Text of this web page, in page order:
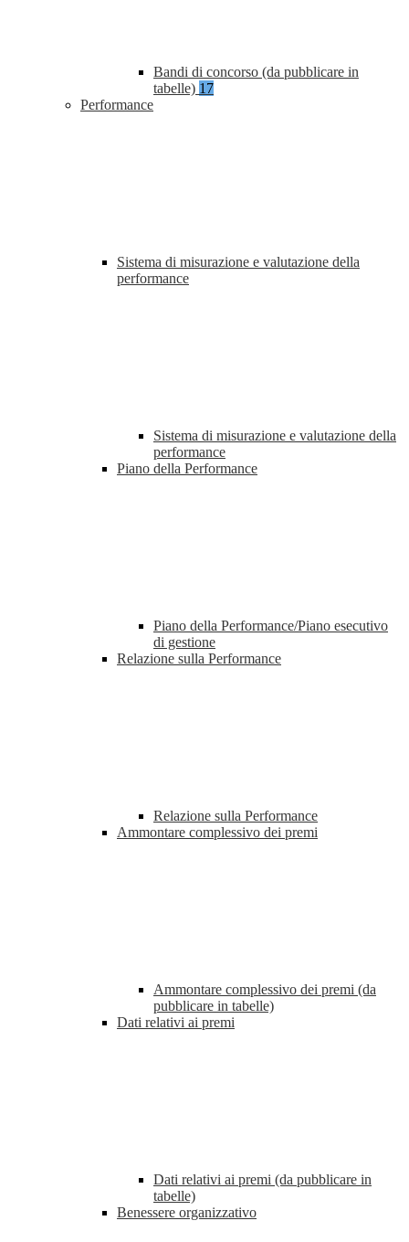
Bandi di concorso (da pubblicare in
tabelle) 17
Performance
Sistema di misurazione e valutazione della
performance
Sistema di misurazione e valutazione della
performance
Piano della Performance
Piano della Performance/Piano esecutivo
di gestione
Relazione sulla Performance
Relazione sulla Performance
Ammontare complessivo dei premi
Ammontare complessivo dei premi (da
pubblicare in tabelle)
Dati relativi ai premi
Dati relativi ai premi (da pubblicare in
tabelle)
Benessere organizzativo